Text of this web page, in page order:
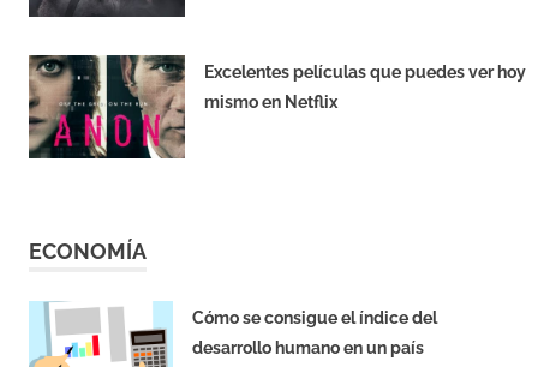
Excelentes películas que puedes ver hoy
mismo en Netflix
ECONOMÍA
Cómo se consigue el índice del
desarrollo humano en un país